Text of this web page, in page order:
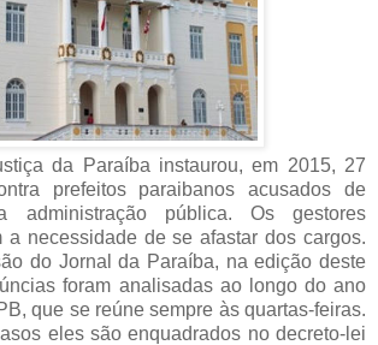
da Paraíba instaurou, em 2015, 27
prefeitos paraibanos acusados de
administração pública. Os gestores
a necessidade de se afastar dos cargos.
do Jornal da Paraíba, na edição deste
foram analisadas ao longo do ano
que se reúne sempre às quartas-feiras.
eles são enquadrados no decreto-lei